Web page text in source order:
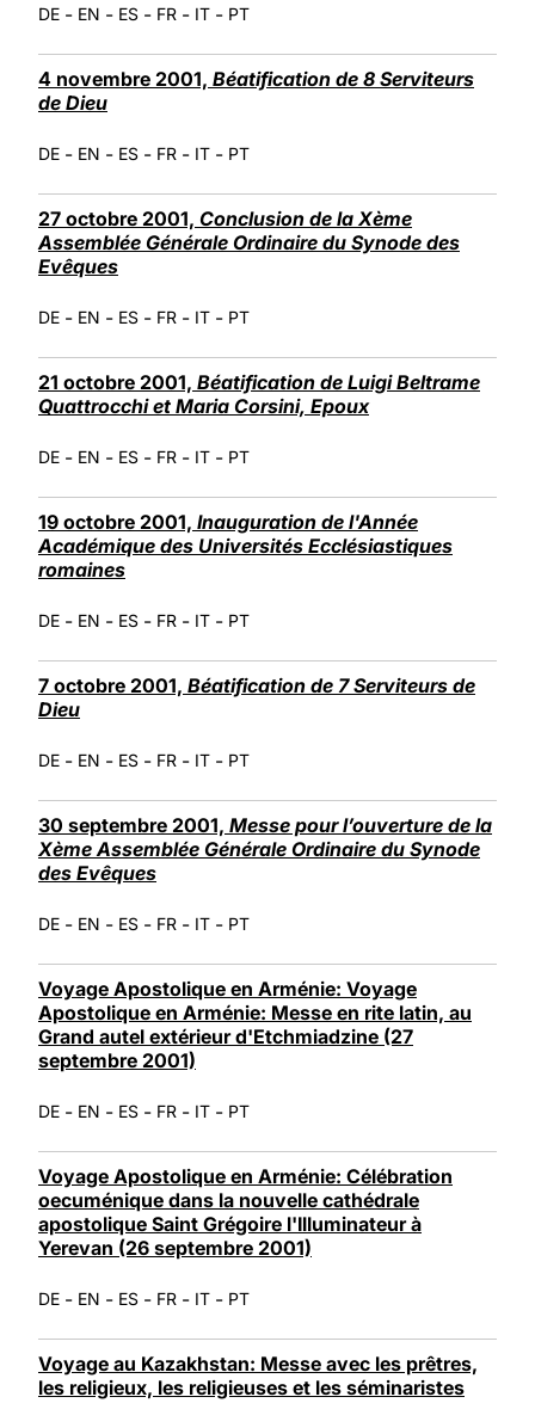
DE - EN - ES - FR - IT - PT
4 novembre 2001, Béatification de 8 Serviteurs
de Dieu
DE - EN - ES - FR - IT - PT
27 octobre 2001, Conclusion de la Xème
Assemblée Générale Ordinaire du Synode des
Evêques
DE - EN - ES - FR - IT - PT
21 octobre 2001, Béatification de Luigi Beltrame
Quattrocchi et Maria Corsini, Epoux
DE - EN - ES - FR - IT - PT
19 octobre 2001, Inauguration de l'Année
Académique des Universités Ecclésiastiques
romaines
DE - EN - ES - FR - IT - PT
7 octobre 2001, Béatification de 7 Serviteurs de
Dieu
DE - EN - ES - FR - IT - PT
30 septembre 2001, Messe pour l’ouverture de la
Xème Assemblée Générale Ordinaire du Synode
des Evêques
DE - EN - ES - FR - IT - PT
Voyage Apostolique en Arménie: Voyage
Apostolique en Arménie: Messe en rite latin, au
Grand autel extérieur d'Etchmiadzine (27
septembre 2001)
DE - EN - ES - FR - IT - PT
Voyage Apostolique en Arménie: Célébration
oecuménique dans la nouvelle cathédrale
apostolique Saint Grégoire l'Illuminateur à
Yerevan (26 septembre 2001)
DE - EN - ES - FR - IT - PT
Voyage au Kazakhstan: Messe avec les prêtres,
les religieux, les religieuses et les séminaristes